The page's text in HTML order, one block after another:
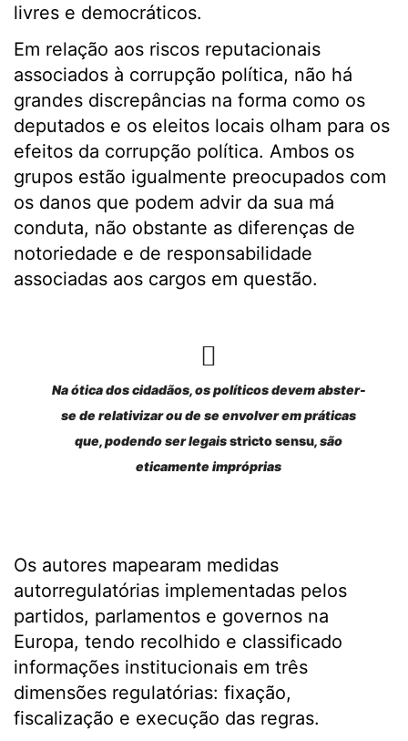
livres e democráticos.
Em relação aos riscos reputacionais
associados à corrupção política, não há
grandes discrepâncias na forma como os
deputados e os eleitos locais olham para os
efeitos da corrupção política. Ambos os
grupos estão igualmente preocupados com
os danos que podem advir da sua má
conduta, não obstante as diferenças de
notoriedade e de responsabilidade
associadas aos cargos em questão.
Na ótica dos cidadãos, os políticos devem abster-
se de relativizar ou de se envolver em práticas
que, podendo ser legaisstricto sensu, são
eticamente impróprias
Os autores mapearam medidas
autorregulatórias implementadas pelos
partidos, parlamentos e governos na
Europa, tendo recolhido e classificado
informações institucionais em três
dimensões regulatórias: fixação,
fiscalização e execução das regras.